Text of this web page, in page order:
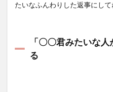
たいなふんわりした返事にして
「〇〇君みたいな
る